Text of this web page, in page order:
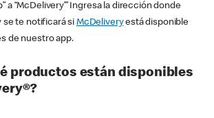
a “McDelivery’” Ingresa la dirección donde
se te notificará si McDeliveryestá disponible
de nuestro app.
productos están disponibles